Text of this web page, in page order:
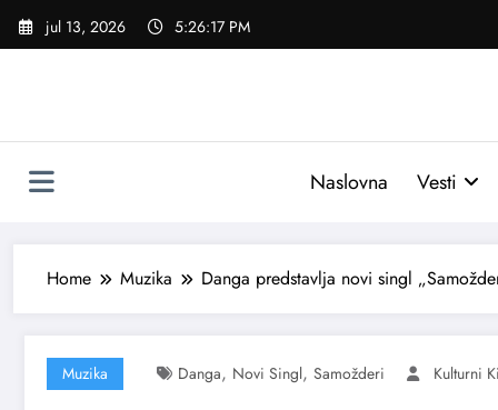
Skoči
jul 13, 2026 5:26:18 PM
Naslovna Vesti
Home Muzika Danga predstavlja novi singl
Muzika Danga, Novi Singl, Samožderi Kulturni